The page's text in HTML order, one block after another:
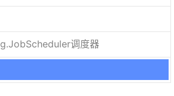
调度器